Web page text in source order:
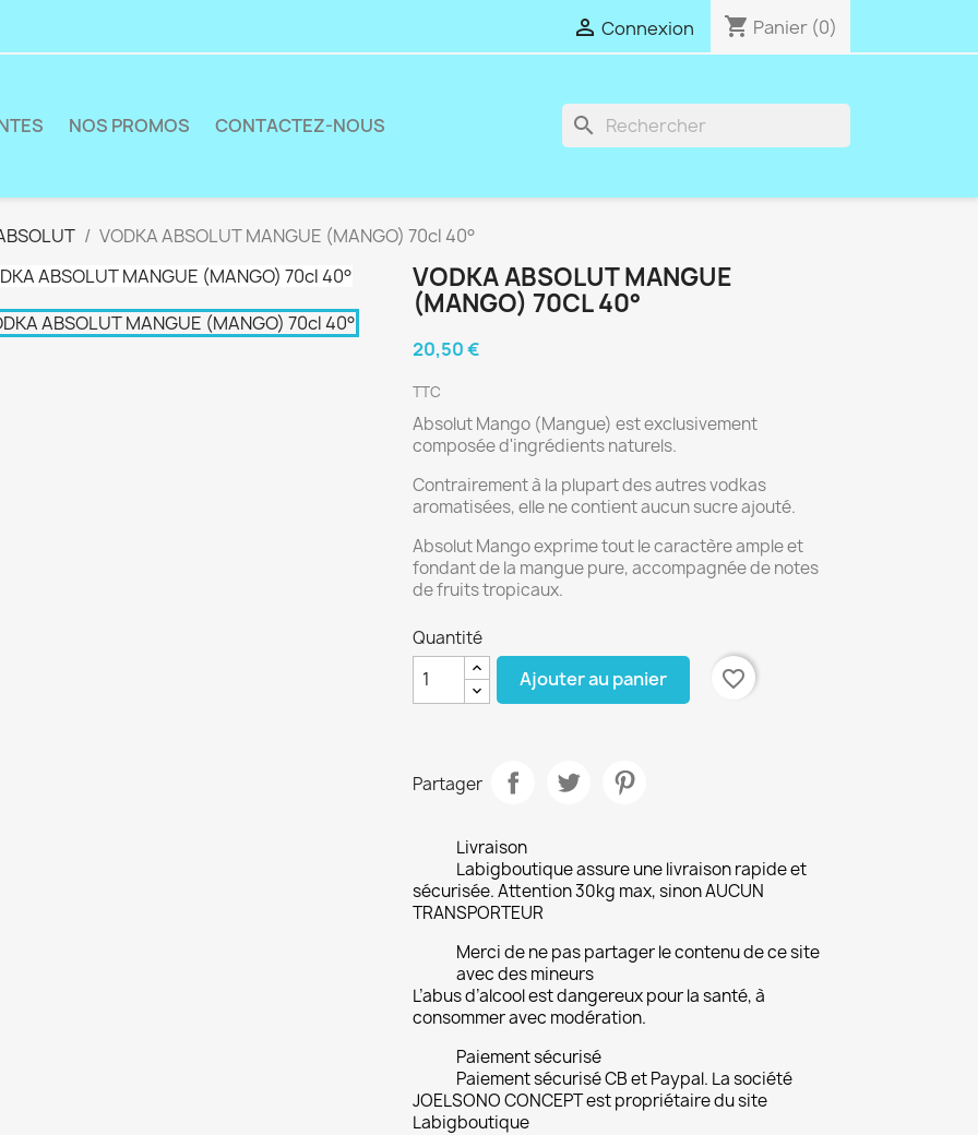
 Connexion shopping_cart Panier (0)
NOS PROMOS CONTACTEZ-NOUS search
VODKA ABSOLUT MANGUE (MANGO) 70cl 40°
VODKA ABSOLUT MANGUE
(MANGO) 70CL 40°
20,50 €
TTC
Absolut Mango (Mangue) est exclusivement
composée d'ingrédients naturels.
Contrairement à la plupart des autres vodkas
aromatisées, elle ne contient aucun sucre ajouté.
Absolut Mango exprime tout le caractère ample et
fondant de la mangue pure, accompagnée de notes
de fruits tropicaux.
Quantité
Ajouter au panier favorite_border
Partager
Livraison
Labigboutique assure une livraison rapide et
sécurisée. Attention 30kg max, sinon AUCUN
TRANSPORTEUR
Merci de ne pas partager le contenu de ce site
avec des mineurs
L’abus d’alcool est dangereux pour la santé, à
consommer avec modération.
Paiement sécurisé
Paiement sécurisé CB et Paypal. La société
JOELSONO CONCEPT est propriétaire du site
Labigboutique